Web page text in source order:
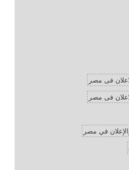
فى مصر
فى مصر
في مصر